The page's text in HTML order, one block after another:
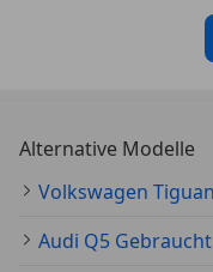
Alternative Modelle
Audi Q5 Gebraucht